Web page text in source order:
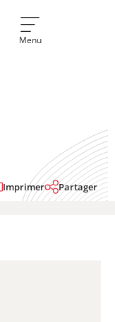
Menu
Imprimer Partager